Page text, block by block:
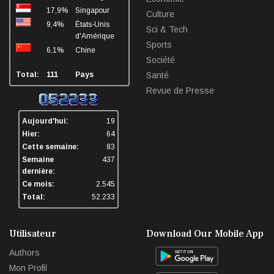
17,9%
Singapour
9,4%
États-Unis
d'Amérique
6,1%
Chine
Total: 111 Pays
Aujourd'hui:
19
Hier:
64
Cette semaine:
83
Semaine
dernière:
437
Ce mois:
2.545
Total:
52.233
Culture
Sci & Tech
Sports
Société
Santé
Revue de Presse
Utilisateur
Authors
Mon Profil
Download Our Mobile App